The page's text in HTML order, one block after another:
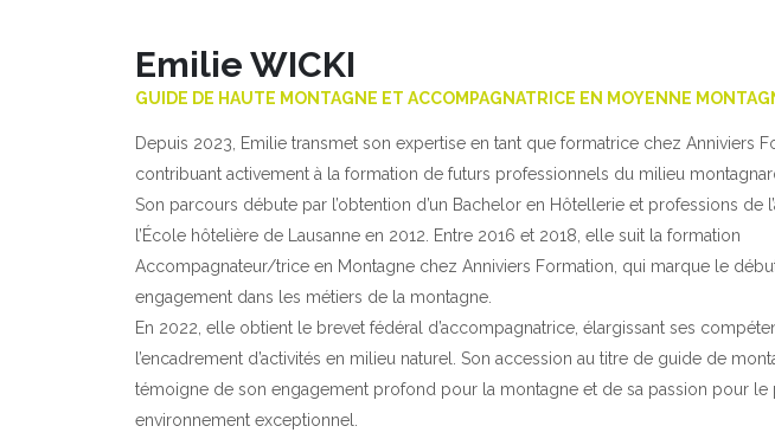
Emilie WICKI
GUIDE DE HAUTE MONTAGNE ET ACCOMPAGNATRICE EN MOYENNE
Depuis 2023, Emilie transmet son expertise en tant que formatrice chez Anniviers
contribuant activement à la formation de futurs professionnels du milieu
Son parcours débute par l’obtention d’un Bachelor en Hôtellerie et professions de
l’École hôtelière de Lausanne en 2012. Entre 2016 et 2018, elle suit la formation
Accompagnateur/trice en Montagne chez Anniviers Formation, qui marque le
engagement dans les métiers de la montagne.
En 2022, elle obtient le brevet fédéral d’accompagnatrice, élargissant ses
l’encadrement d’activités en milieu naturel. Son accession au titre de guide de
témoigne de son engagement profond pour la montagne et de sa passion pour le
environnement exceptionnel.